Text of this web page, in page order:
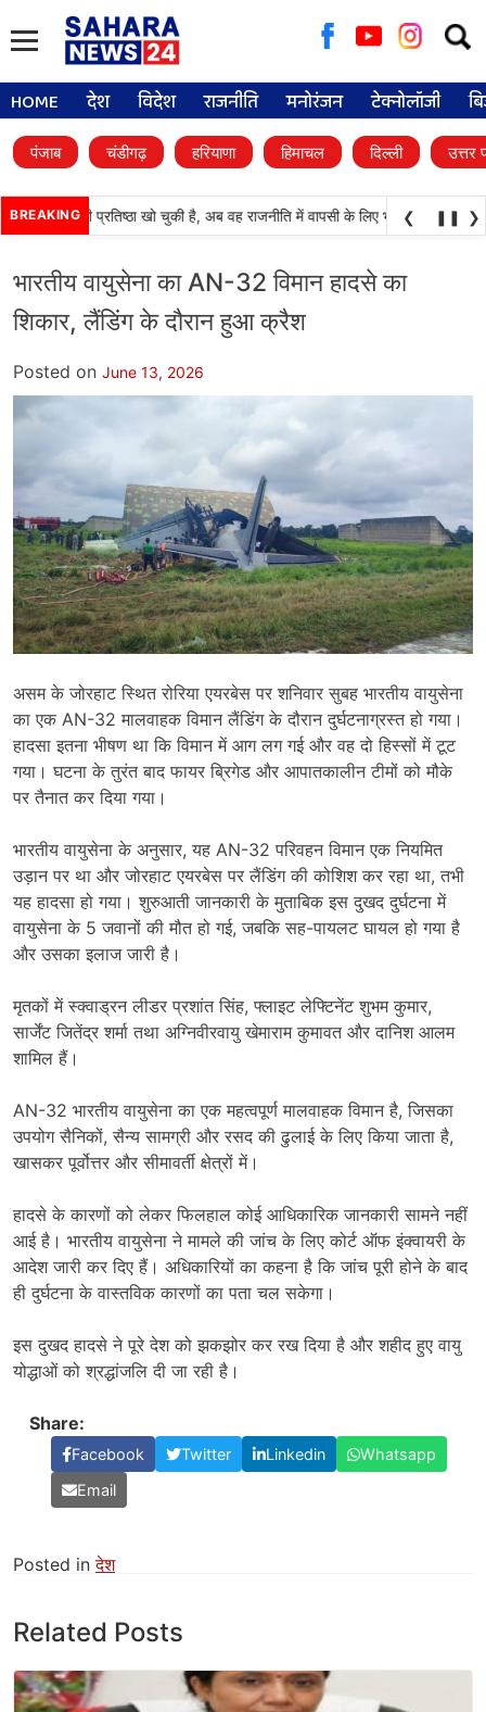
for:
HOME देश विदेश राजनीति मनोरंजन टेक्नोलॉजी
पंजाब चंडीगढ़ हरियाणा हिमाचल दिल्ली उत्तर
BREAKING
दल) अपनी प्रतिष्ठा खो चुकी है, अब वह राजनीति में वापसी के लिए भाजपा से समझौता
❮ ❚❚ ❯
भारतीय वायुसेना का AN-32 विमान हादसे का
शिकार, लैंडिंग के दौरान हुआ क्रैश
Posted on June 13, 2026
असम के जोरहाट स्थित रोरिया एयरबेस पर शनिवार सुबह भारतीय वायुसेना
का एक AN-32 मालवाहक विमान लैंडिंग के दौरान दुर्घटनाग्रस्त हो गया।
हादसा इतना भीषण था कि विमान में आग लग गई और वह दो हिस्सों में टूट
गया। घटना के तुरंत बाद फायर ब्रिगेड और आपातकालीन टीमों को मौके
पर तैनात कर दिया गया।
भारतीय वायुसेना के अनुसार, यह AN-32 परिवहन विमान एक नियमित
उड़ान पर था और जोरहाट एयरबेस पर लैंडिंग की कोशिश कर रहा था, तभी
यह हादसा हो गया। शुरुआती जानकारी के मुताबिक इस दुखद दुर्घटना में
वायुसेना के 5 जवानों की मौत हो गई, जबकि सह-पायलट घायल हो गया है
और उसका इलाज जारी है।
मृतकों में स्क्वाड्रन लीडर प्रशांत सिंह, फ्लाइट लेफ्टिनेंट शुभम कुमार,
सार्जेंट जितेंद्र शर्मा तथा अग्निवीरवायु खेमाराम कुमावत और दानिश आलम
शामिल हैं।
AN-32 भारतीय वायुसेना का एक महत्वपूर्ण मालवाहक विमान है, जिसका
उपयोग सैनिकों, सैन्य सामग्री और रसद की ढुलाई के लिए किया जाता है,
खासकर पूर्वोत्तर और सीमावर्ती क्षेत्रों में।
हादसे के कारणों को लेकर फिलहाल कोई आधिकारिक जानकारी सामने नहीं
आई है। भारतीय वायुसेना ने मामले की जांच के लिए कोर्ट ऑफ इंक्वायरी के
आदेश जारी कर दिए हैं। अधिकारियों का कहना है कि जांच पूरी होने के बाद
ही दुर्घटना के वास्तविक कारणों का पता चल सकेगा।
इस दुखद हादसे ने पूरे देश को झकझोर कर रख दिया है और शहीद हुए वायु
योद्धाओं को श्रद्धांजलि दी जा रही है।
Share:
Facebook Twitter Linkedin
Whatsapp
Email
Posted inदेश
Related Posts